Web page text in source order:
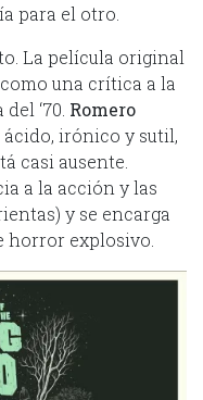
para el otro.
La película original
una crítica a la
‘70. Romero
irónico y sutil,
casi ausente.
a la acción y las
y se encarga
horror explosivo.